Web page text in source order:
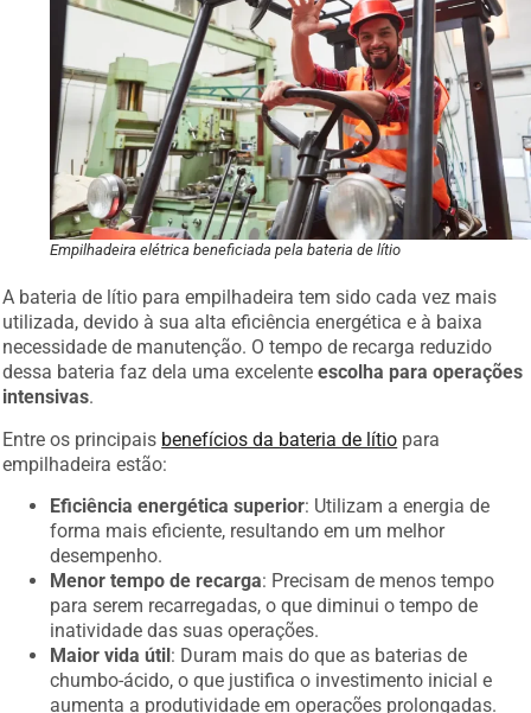
Empilhadeira elétrica beneficiada pela bateria de lítio
A bateria de lítio para empilhadeira tem sido cada vez mais
utilizada, devido à sua alta eficiência energética e à baixa
necessidade de manutenção. O tempo de recarga reduzido
dessa bateria faz dela uma excelenteescolha para operações
intensivas
Entre os principais benefícios da bateria de lítio para
empilhadeira estão:
Eficiência energética superior: Utilizam a energia de
forma mais eficiente, resultando em um melhor
desempenho.
Menor tempo de recarga: Precisam de menos tempo
para serem recarregadas, o que diminui o tempo de
inatividade das suas operações.
Maior vida útil: Duram mais do que as baterias de
chumbo-ácido, o que justifica o investimento inicial e
aumenta a produtividade em operações prolongadas.